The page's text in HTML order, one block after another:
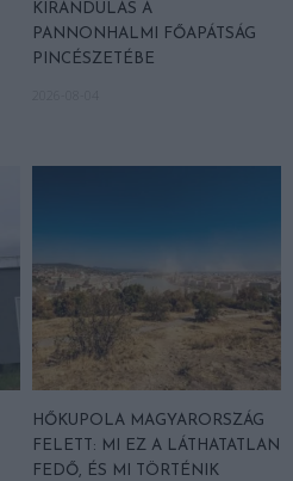
KIRÁNDULÁS A
PANNONHALMI FŐAPÁTSÁG
PINCÉSZETÉBE
HŐKUPOLA MAGYARORSZÁG
FELETT: MI EZ A LÁTHATATLAN
FEDŐ, ÉS MI TÖRTÉNIK